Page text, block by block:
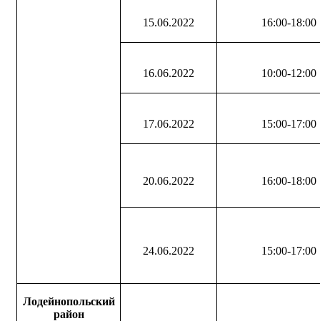
15.06.2022 16:00-18:00
16.06.2022 10:00-12:00
17.06.2022 15:00-17:00
20.06.2022 16:00-18:00
24.06.2022 15:00-17:00
Лодейнопольский
район